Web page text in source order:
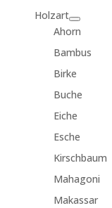
Holzart
Ahorn
Bambus
Birke
Buche
Eiche
Esche
Kirschbaum
Mahagoni
Makassar